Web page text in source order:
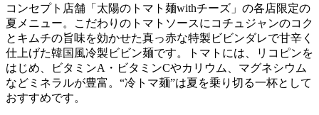
コンセプト店舗「太陽のトマト麺withチーズ」の各店限定の
夏メニュー。こだわりのトマトソースにコチュジャンのコク
とキムチの旨味を効かせた真っ赤な特製ビビンダレで甘辛く
仕上げた韓国風冷製ビビン麺です。トマトには、リコピンを
はじめ、ビタミンA・ビタミンCやカリウム、マグネシウム
などミネラルが豊富。“冷トマ麺”は夏を乗り切る一杯として
おすすめです。